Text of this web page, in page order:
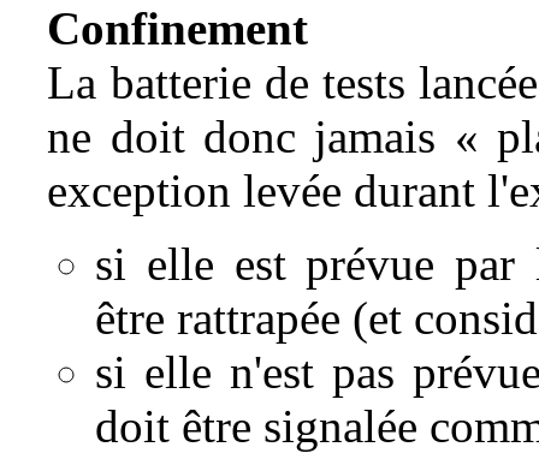
Confinement
La batterie de tests
ne doit donc jamais «
exception levée durant
si elle est prévue
être rattrapée (et
si elle n'est pas
doit être signalée